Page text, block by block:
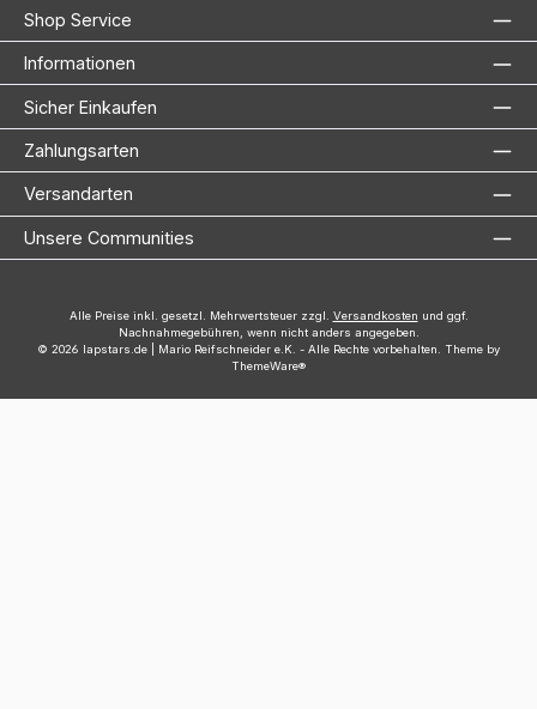
Shop Service
Informationen
Sicher Einkaufen
Zahlungsarten
Versandarten
Unsere Communities
Alle Preise inkl. gesetzl. Mehrwertsteuer zzgl. Versandkosten und ggf.
Nachnahmegebühren, wenn nicht anders angegeben.
© 2026 lapstars.de | Mario Reifschneider e.K. - Alle Rechte vorbehalten. Theme by
ThemeWare®